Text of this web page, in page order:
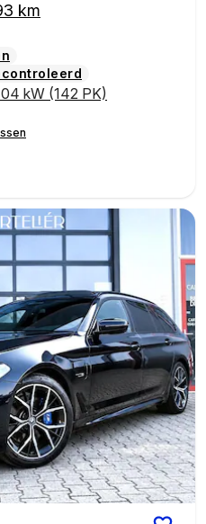
km
kW (142 PK)